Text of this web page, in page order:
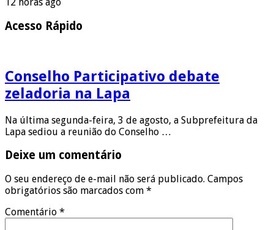
12 horas ago
Acesso Rápido
Conselho Participativo debate
zeladoria na Lapa
Na última segunda-feira, 3 de agosto, a Subprefeitura da
Lapa sediou a reunião do Conselho …
Deixe um comentário
O seu endereço de e-mail não será publicado. Campos
obrigatórios são marcados com *
Comentário *